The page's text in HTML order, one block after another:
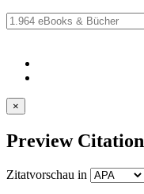
×
Preview Citation
Zitatvorschau in